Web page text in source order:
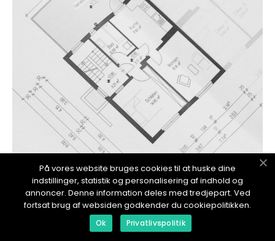
inspiration
02. August 2026
Service av pumpar i stockholm så
säkerställs driftsäkerhet och ekonomi
På vores website bruges cookies til at huske dine
indstillinger, statistik og personalisering af indhold og
annoncer. Denne information deles med tredjepart. Ved
fortsat brug af websiden godkender du cookiepolitikken.
Ok Privatlivspolitik